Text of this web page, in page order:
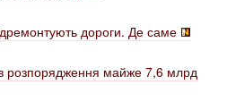
дороги. Де саме
розпорядження майже 7,6 млрд